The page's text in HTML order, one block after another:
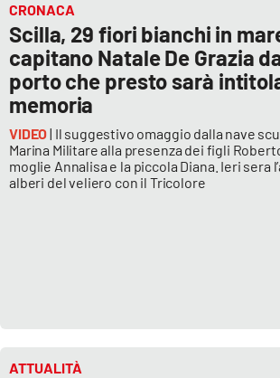
CRONACA
Scilla, 29 fiori bianchi in
capitano Natale De Grazia
porto che presto sarà
memoria
VIDEO| Il suggestivo omaggio dalla nave
Marina Militare alla presenza dei figli
moglie Annalisa e la piccola Diana. Ieri sera
alberi del veliero con il Tricolore
ATTUALITÀ